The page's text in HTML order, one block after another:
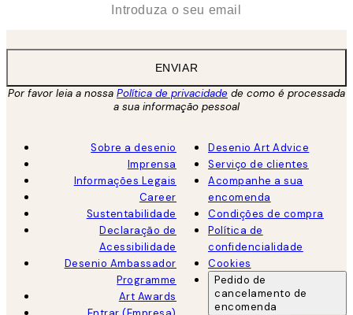
ENVIAR
Por favor leia a nossa Política de privacidade de como é processada
a sua informação pessoal
Sobre a desenio
Imprensa
Informações Legais
Career
Sustentabilidade
Declaração de
Acessibilidade
Desenio Ambassador
Programme
Art Awards
Desenio Art Advice
Serviço de clientes
Acompanhe a sua
encomenda
Condições de compra
Política de
confidencialidade
Cookies
Pedido de
cancelamento de
encomenda